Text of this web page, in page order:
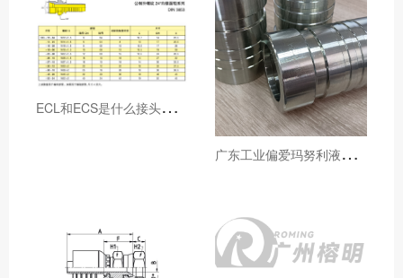
E
CL和ECS是什么接头，用于什么胶管或管件
广
东工业偏爱玛努利液压产品的五大原因（代理深度分析）